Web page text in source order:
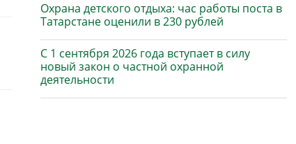
Охрана детского отдыха: час работы поста в
Татарстане оценили в 230 рублей
С 1 сентября 2026 года вступает в силу
новый закон о частной охранной
деятельности